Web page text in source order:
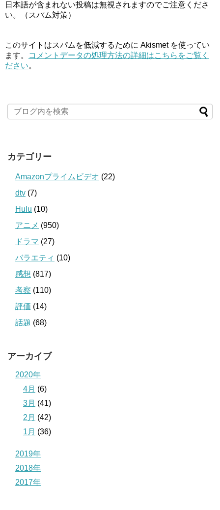
日本語が含まれない投稿は無視されますのでご注意くださ
い。（スパム対策）
このサイトはスパムを低減するために Akismet を使ってい
ます。
コメントデータの処理方法の詳細はこちらをご覧く
ださい。
カテゴリー
Amazonプライムビデオ (22)
dtv (7)
Hulu (10)
アニメ (950)
ドラマ (27)
バラエティ (10)
感想 (817)
考察 (110)
評価 (14)
話題 (68)
アーカイブ
2020年
4月 (6)
3月 (41)
2月 (42)
1月 (36)
2019年
2018年
2017年